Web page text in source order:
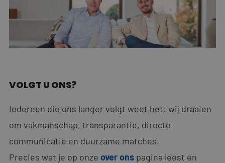
VOLGT U ONS?
Iedereen die ons langer volgt weet het: wij draaien
om vakmanschap, transparantie, directe
communicatie en duurzame matches.
Precies wat je op onze over ons pagina leest en